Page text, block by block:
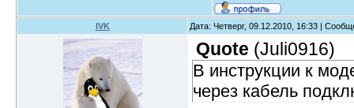
IVK Дата: Четверг, 09.12.2010, 16:33 |
Quote (Juli0916)
В инструкции к
через кабель